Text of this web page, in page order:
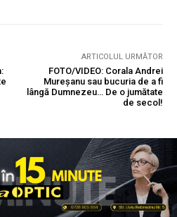
ARTICOLUL URMĂTOR
FOTO/VIDEO: Corala Andrei
Mureşanu sau bucuria de a fi
lângă Dumnezeu… De o jumătate
de secol!